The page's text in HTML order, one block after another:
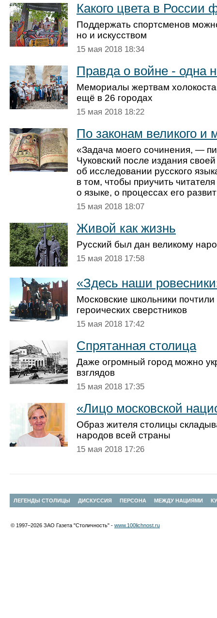
Какого цвета в России
Поддержать спортсменов
но и искусством
15 мая 2018 18:34
Правда о войне - одна
Мемориалы жертвам
ещё в 26 городах
15 мая 2018 18:22
По законам великого и
«Задача моего сочинения, —
Чуковский после издания своей
об исследовании русского
в том, чтобы приучить
о языке, о процессах его
15 мая 2018 18:07
Живой как жизнь
Русский был дан великому
15 мая 2018 17:58
«Здесь наши
Московские школьники
героических сверстников
15 мая 2018 17:42
Спрятанная столица
Даже огромный город можно
взглядов
15 мая 2018 17:35
«Лицо московской
Образ жителя столицы
народов всей страны
15 мая 2018 17:26
ЛЕГЕНДЫ СТОЛИЦЫ ДИСКУССИЯ ПЕРСОНА МЕЖДУ НАЦИЯМИ
© 1997–2026 ЗАО Газета "Столичность" - www.100lichnost.ru